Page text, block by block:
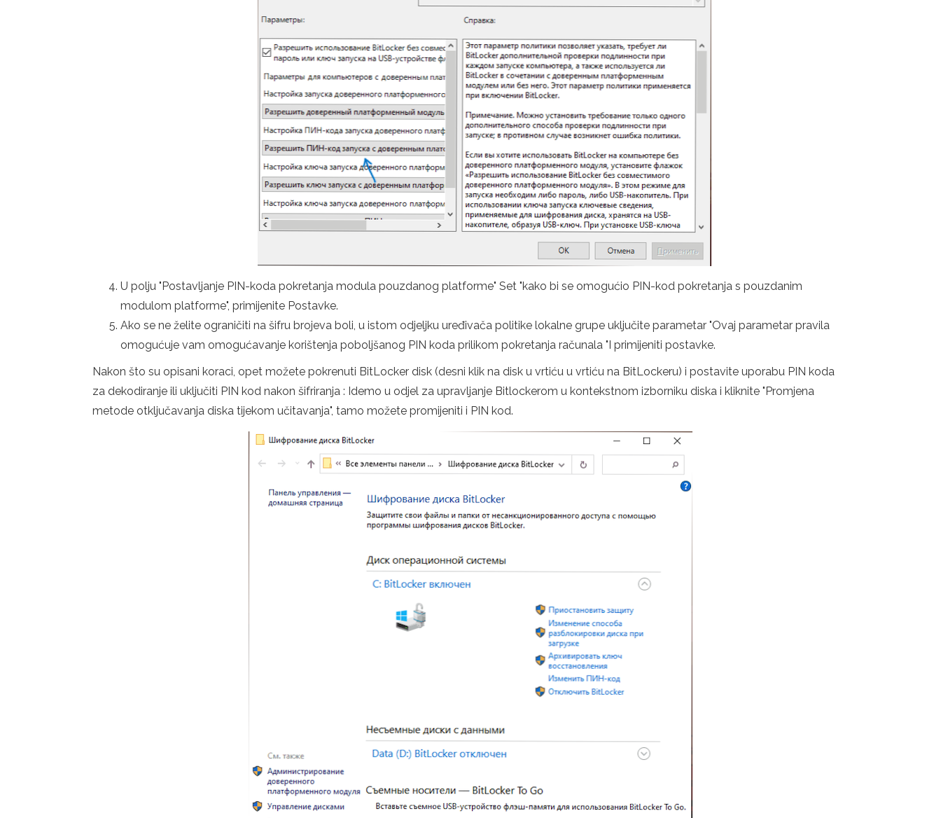
U polju "Postavljanje PIN-koda pokretanja modula pouzdanog platforme" Set "kako bi se omogućio PIN-kod pokretanja s pouzdanim
modulom platforme", primijenite Postavke.
Ako se ne želite ograničiti na šifru brojeva boli, u istom odjeljku uređivača politike lokalne grupe uključite parametar "Ovaj parametar pravila
omogućuje vam omogućavanje korištenja poboljšanog PIN koda prilikom pokretanja računala "I primijeniti postavke.
Nakon što su opisani koraci, opet možete pokrenuti BitLocker disk (desni klik na disk u vrtiću u vrtiću na BitLockeru) i postavite uporabu PIN koda
za dekodiranje ili uključiti PIN kod nakon šifriranja : Idemo u odjel za upravljanje Bitlockerom u kontekstnom izborniku diska i kliknite "Promjena
metode otključavanja diska tijekom učitavanja", tamo možete promijeniti i PIN kod.